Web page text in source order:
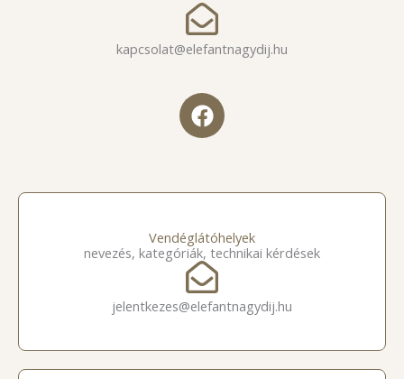
kapcsolat@elefantnagydij.hu
F
a
c
b
o
k
Vendéglátóhelyek
nevezés, kategóriák, technikai kérdések
jelentkezes@elefantnagydij.hu